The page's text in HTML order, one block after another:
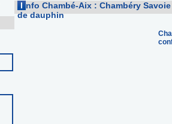
I nfo Chambé-Aix : Chambéry
de dauphin